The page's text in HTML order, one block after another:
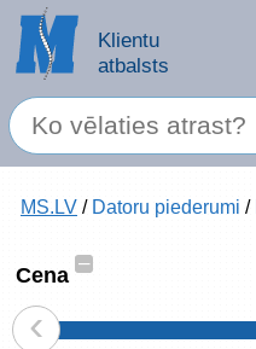
Klientu
atbalsts
Spec. piedāvājums
Servisa pakalpojumi
Apple produkti
MS.LV / Datoru piederumi /
Cena
–
‹